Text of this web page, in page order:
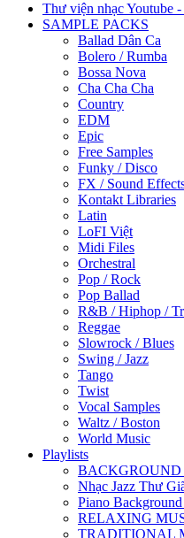
Thư viện nhạc Youtube
SAMPLE PACKS
Ballad Dân Ca
Bolero / Rumba
Bossa Nova
Cha Cha Cha
Country
EDM
Epic
Free Samples
Funky / Disco
FX / Sound
Kontakt Libraries
Latin
LoFI Việt
Midi Files
Orchestral
Pop / Rock
Pop Ballad
R&B / Hiphop /
Reggae
Slowrock / Blues
Swing / Jazz
Tango
Twist
Vocal Samples
Waltz / Boston
World Music
Playlists
BACKGROUND
Nhạc Jazz Thư
Piano
RELAXING
TRADITIONAL